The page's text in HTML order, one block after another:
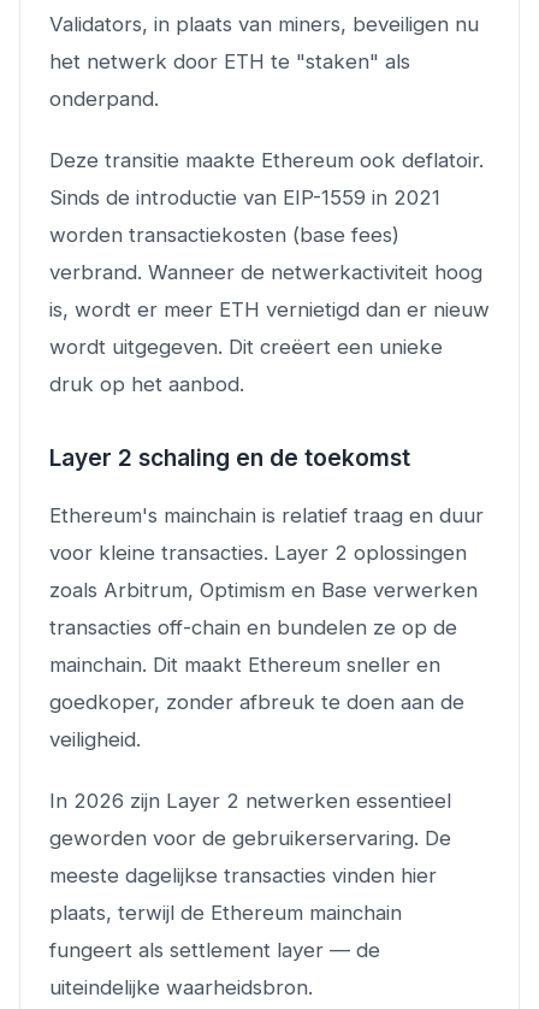
Validators, in plaats van miners, beveiligen nu
het netwerk door ETH te "staken" als
onderpand.
Deze transitie maakte Ethereum ook deflatoir.
Sinds de introductie van EIP-1559 in 2021
worden transactiekosten (base fees)
verbrand. Wanneer de netwerkactiviteit hoog
is, wordt er meer ETH vernietigd dan er nieuw
wordt uitgegeven. Dit creëert een unieke
druk op het aanbod.
Layer 2 schaling en de toekomst
Ethereum's mainchain is relatief traag en duur
voor kleine transacties. Layer 2 oplossingen
zoals Arbitrum, Optimism en Base verwerken
transacties off-chain en bundelen ze op de
mainchain. Dit maakt Ethereum sneller en
goedkoper, zonder afbreuk te doen aan de
veiligheid.
In 2026 zijn Layer 2 netwerken essentieel
geworden voor de gebruikerservaring. De
meeste dagelijkse transacties vinden hier
plaats, terwijl de Ethereum mainchain
fungeert als settlement layer — de
uiteindelijke waarheidsbron.